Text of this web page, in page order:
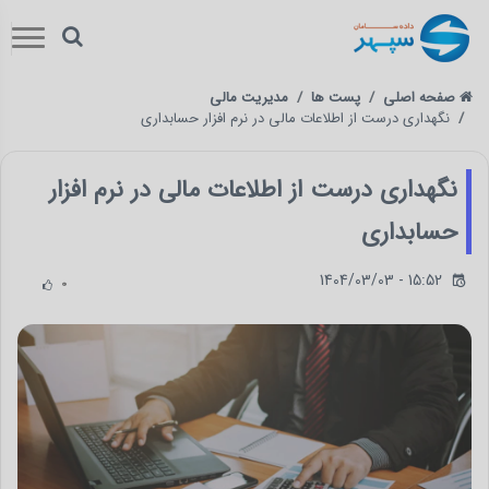
صفحه اصلی پست ها
مدیریت مالی
نگهداری درست از اطلاعات مالی در نرم افزار حسابداری
نگهداری درست از اطلاعات مالی در نرم افزار
حسابداری
0 1404/03/03 - 15:52